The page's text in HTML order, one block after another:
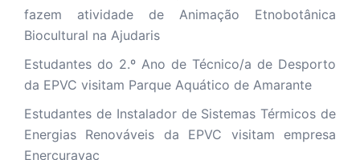
fazem atividade de Animação Etnobotânica
Biocultural na Ajudaris
Estudantes do 2.º Ano de Técnico/a de Desporto
da EPVC visitam Parque Aquático de Amarante
Estudantes de Instalador de Sistemas Térmicos de
Energias Renováveis da EPVC visitam empresa
Enercuravac